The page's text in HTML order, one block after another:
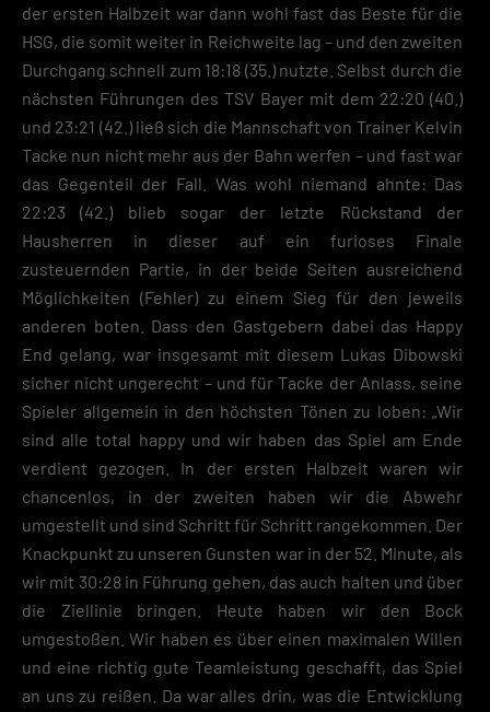
der ersten Halbzeit war dann wohl fast das Beste für die
HSG, die somit weiter in Reichweite lag – und den zweiten
Durchgang schnell zum 18:18 (35.) nutzte. Selbst durch die
nächsten Führungen des TSV Bayer mit dem 22:20 (40.)
und 23:21 (42.) ließ sich die Mannschaft von Trainer Kelvin
Tacke nun nicht mehr aus der Bahn werfen – und fast war
das Gegenteil der Fall. Was wohl niemand ahnte: Das
22:23 (42.) blieb sogar der letzte Rückstand der
Hausherren in dieser auf ein furioses Finale
zusteuernden Partie, in der beide Seiten ausreichend
Möglichkeiten (Fehler) zu einem Sieg für den jeweils
anderen boten. Dass den Gastgebern dabei das Happy
End gelang, war insgesamt mit diesem Lukas Dibowski
sicher nicht ungerecht – und für Tacke der Anlass, seine
Spieler allgemein in den höchsten Tönen zu loben: „Wir
sind alle total happy und wir haben das Spiel am Ende
verdient gezogen. In der ersten Halbzeit waren wir
chancenlos, in der zweiten haben wir die Abwehr
umgestellt und sind Schritt für Schritt rangekommen. Der
Knackpunkt zu unseren Gunsten war in der 52. Minute, als
wir mit 30:28 in Führung gehen, das auch halten und über
die Ziellinie bringen. Heute haben wir den Bock
umgestoßen. Wir haben es über einen maximalen Willen
und eine richtig gute Teamleistung geschafft, das Spiel
an uns zu reißen. Da war alles drin, was die Entwicklung
Diensten geben möchtest, musst du deine Erziehungsberechtigten um
Erlaubnis bitten.
Hier finden Sie eine Übersicht über alle verwendeten Cookies. Sie
Ihre Einwilligung zu ganzen Kategorien geben oder sich weitere
Informationen anzeigen lassen und so nur bestimmte Cookies
auswählen.
Speichern
Zurück
Datenschutzeinstellungen
Essenziell (2)
Essenzielle Cookies ermöglichen grundlegende Funktionen und sind für die
einwandfreie Funktion der Website erforderlich.
Cookie-Informationen anzeigen